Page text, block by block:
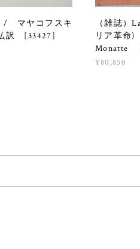
/ マヤコフスキ
訳 [33427]
（雑誌）
リア革
Monatte
¥80,850